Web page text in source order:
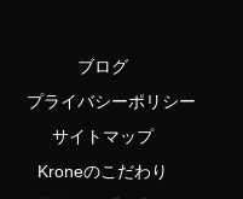
ブログ
プライバシーポリシー
サイトマップ
Kroneのこだわり